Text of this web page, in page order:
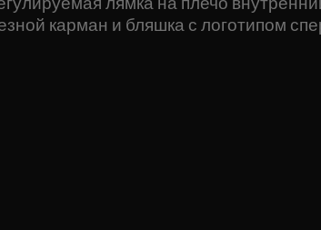
карман и бляшка с логотипом